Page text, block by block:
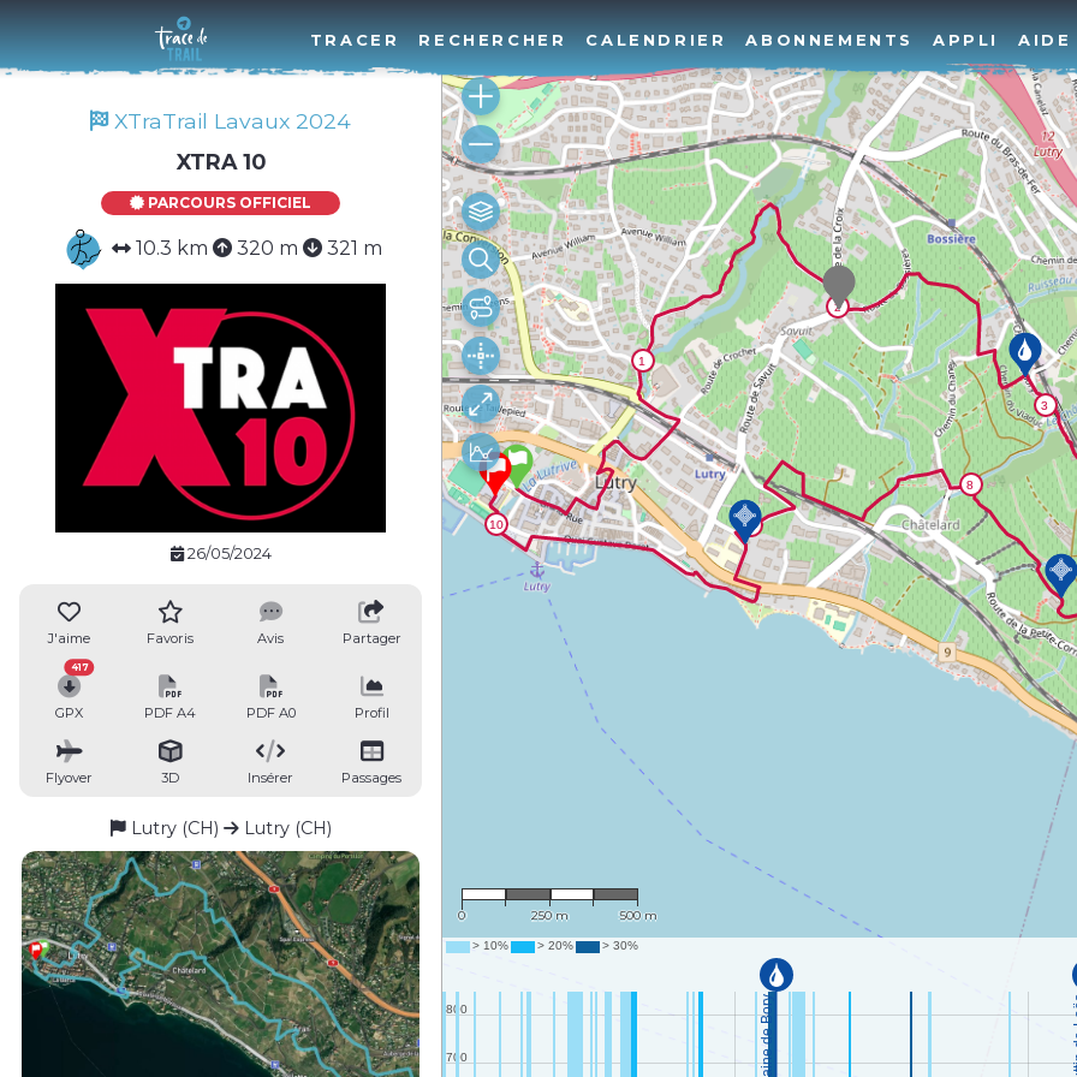
TRACER RECHERCHER CALENDRIER ABONNEMENTS APPLI AIDE
XTraTrail Lavaux 2024
XTRA 10
PARCOURS OFFICIEL
10.3 km 320 m 321 m
26/05/2024
J'aime Favoris Avis Partager
GPX
417
PDF A4 PDF A0 Profil
Flyover 3D Insérer Passages
Lutry (CH) Lutry (CH)
0 250 m 500 m